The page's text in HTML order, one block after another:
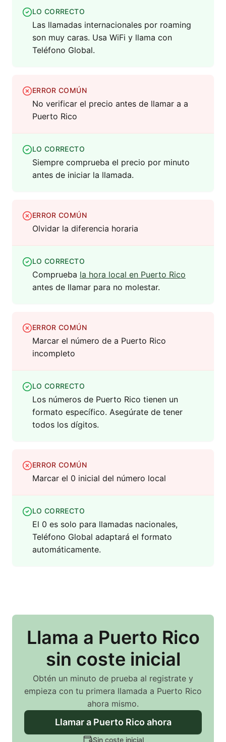
LO CORRECTO
Las llamadas internacionales por roaming
son muy caras. Usa WiFi y llama con
Teléfono Global.
ERROR COMÚN
No verificar el precio antes de llamar a a
Puerto Rico
LO CORRECTO
Siempre comprueba el precio por minuto
antes de iniciar la llamada.
ERROR COMÚN
Olvidar la diferencia horaria
LO CORRECTO
Comprueba la hora local en Puerto Rico
antes de llamar para no molestar.
ERROR COMÚN
Marcar el número de a Puerto Rico
incompleto
LO CORRECTO
Los números de Puerto Rico tienen un
formato específico. Asegúrate de tener
todos los dígitos.
ERROR COMÚN
Marcar el 0 inicial del número local
LO CORRECTO
El 0 es solo para llamadas nacionales,
Teléfono Global adaptará el formato
automáticamente.
Llama a Puerto Rico
sin coste inicial
Obtén un minuto de prueba al registrate y
empieza con tu primera llamada a Puerto Rico
ahora mismo.
Llamara Puerto Ricoahora
Sin coste inicial